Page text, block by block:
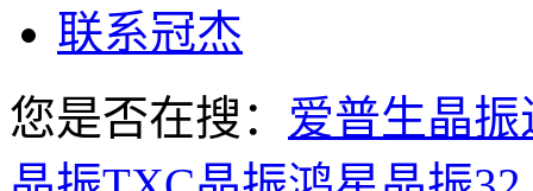
联系冠杰
您是否在搜： 爱普生晶振